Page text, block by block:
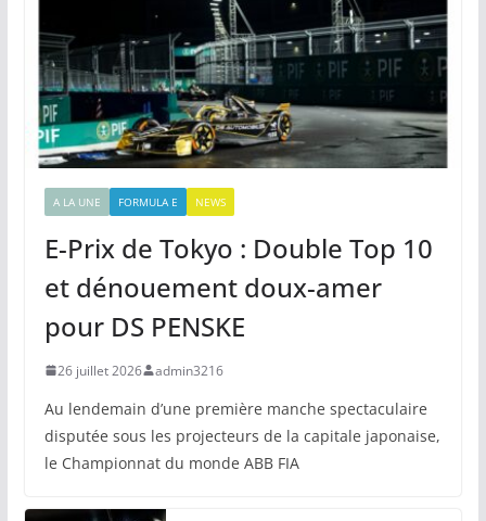
A LA UNE FORMULA E NEWS
E-Prix de Tokyo : Double Top 10
et dénouement doux-amer
pour DS PENSKE
26 juillet 2026 admin3216
Au lendemain d’une première manche spectaculaire
disputée sous les projecteurs de la capitale japonaise,
le Championnat du monde ABB FIA